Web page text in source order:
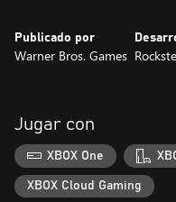
Publicado por
Warner Bros. Games
Jugar con
XBOX One
XBOX Cloud Gaming